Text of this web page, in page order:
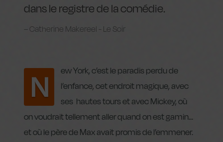
dans le registre de la comédie.
Catherine Makereel - Le Soir
N
ew York, c’est le paradis perdu de
l’enfance, cet endroit magique, avec
ses hautes tours et avec Mickey, où
on voudrait tellement aller quand on est gamin…
et où le père de Max avait promis de l’emmener.